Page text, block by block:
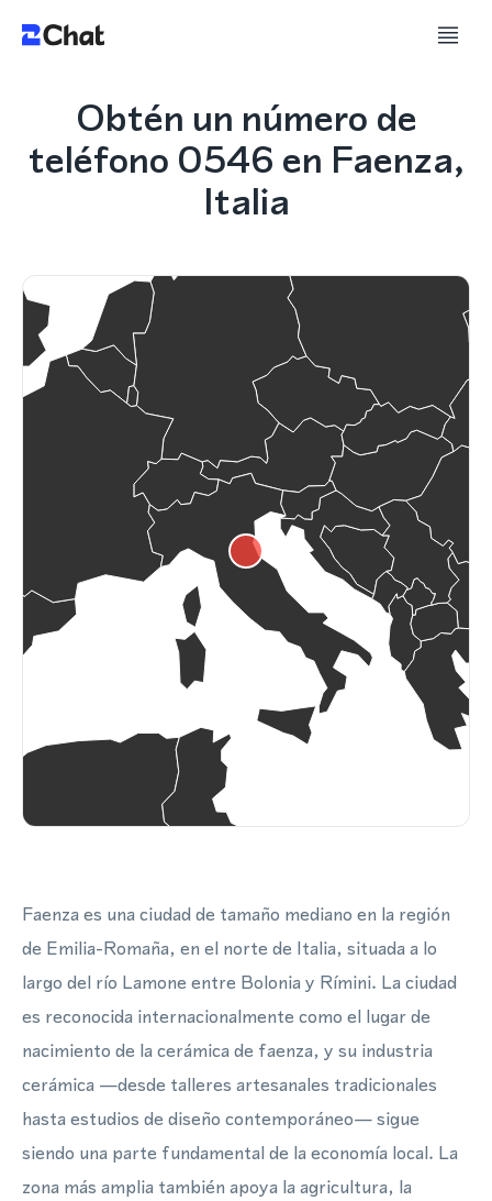
Obtén un número de
teléfono 0546 en Faenza,
Italia
Faenza es una ciudad de tamaño mediano en la región
de Emilia-Romaña, en el norte de Italia, situada a lo
largo del río Lamone entre Bolonia y Rímini. La ciudad
es reconocida internacionalmente como el lugar de
nacimiento de la cerámica de faenza, y su industria
cerámica —desde talleres artesanales tradicionales
hasta estudios de diseño contemporáneo— sigue
siendo una parte fundamental de la economía local. La
zona más amplia también apoya la agricultura, la